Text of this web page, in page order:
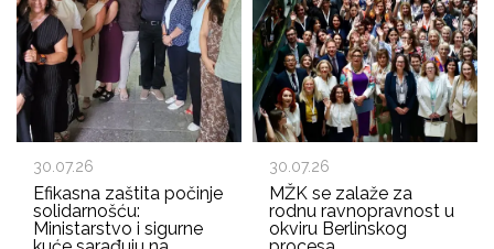
30.07.26
Efikasna zaštita počinje
solidarnošću:
Ministarstvo i sigurne
30.07.26
MŽK se zalaže za
rodnu ravnopravnost u
okviru Berlinskog